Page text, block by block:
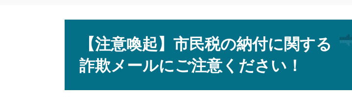
【注意喚起】市民税の納付に関する
詐欺メールにご注意ください！